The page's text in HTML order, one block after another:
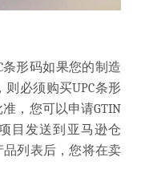
条形码如果您的制造
则 必须购买UPC条形
， 您可以申请GTIN
目发送到亚马逊仓
品列表后，您将在卖